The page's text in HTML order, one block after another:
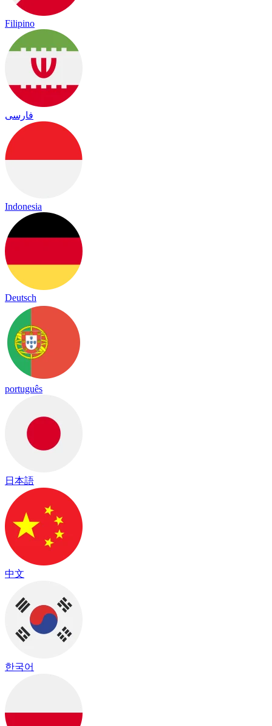
Filipino
فارسی
Indonesia
Deutsch
português
日本語
中文
한국어